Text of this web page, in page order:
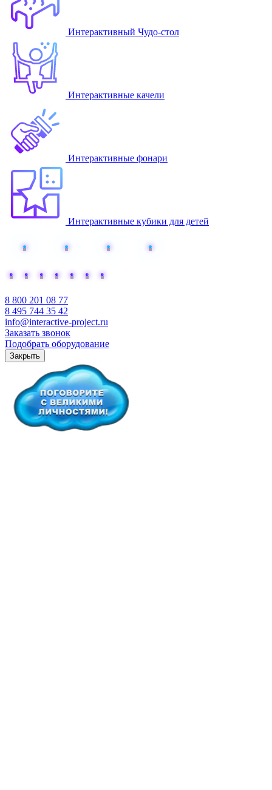
Интерактивный Чудо-стол
Интерактивные качели
Интерактивные фонари
Интерактивные кубики для детей
8 800 201 08 77
8 495 744 35 42
info@interactive-project.ru
Заказать звонок
Подобрать оборудование
Закрыть